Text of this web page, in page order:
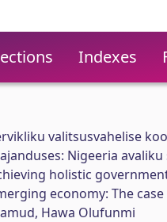
Indexes
valitsusvahelise
Nigeeria
holistic
economy: The
Hawa Olufunmi